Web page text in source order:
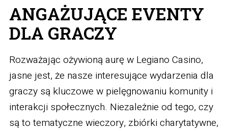
ANGAŻUJĄCE EVENTY
DLA GRACZY
Rozważając ożywioną aurę w Legiano Casino,
jasne jest, że nasze interesujące wydarzenia dla
graczy są kluczowe w pielęgnowaniu komunity i
interakcji społecznych. Niezależnie od tego, czy
są to tematyczne wieczory, zbiórki charytatywne,